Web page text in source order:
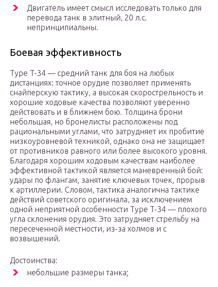
Двигатель имеет смысл исследовать только для
перевода танк в элитный, 20 л.с.
непринципиальны.
Боевая эффективность
Type T-34 — средний танк для боя на любых
дистанциях: точное орудие позволяет применять
снайперскую тактику, а высокая скорострельность и
хорошие ходовые качества позволяют уверенно
действовать и в ближнем бою. Толщина брони
небольшая, но бронелисты расположены под
рациональными углами, что затрудняет их пробитие
низкоуровневой техникой, однако она не защищает
от противников равного или более высокого уровня.
Благодаря хорошим ходовым качествам наиболее
эффективной тактикой является маневренный бой:
удары по флангам, занятие ключевых точек, прорыв
к артиллерии. Словом, тактика аналогична тактике
действий советского оригинала, за исключением
одной неприятной особенности Type T-34 — плохого
угла склонения орудия. Это затрудняет стрельбу на
пересеченной местности, из-за холмов и с
возвышений.
Достоинства:
небольшие размеры танка;